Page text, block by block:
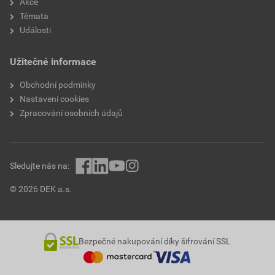
POS-NX210 minerál
Technické listy
TL-NX210
Stáhnout
PDF
Témata
Události
Užitečné informace
Obchodní podmínky
Nastavení cookies
Zpracování osobních údajů
© 2026 DEK a.s.
Sledujte nás na:
Bezpečné nakupování díky šifrování SSL